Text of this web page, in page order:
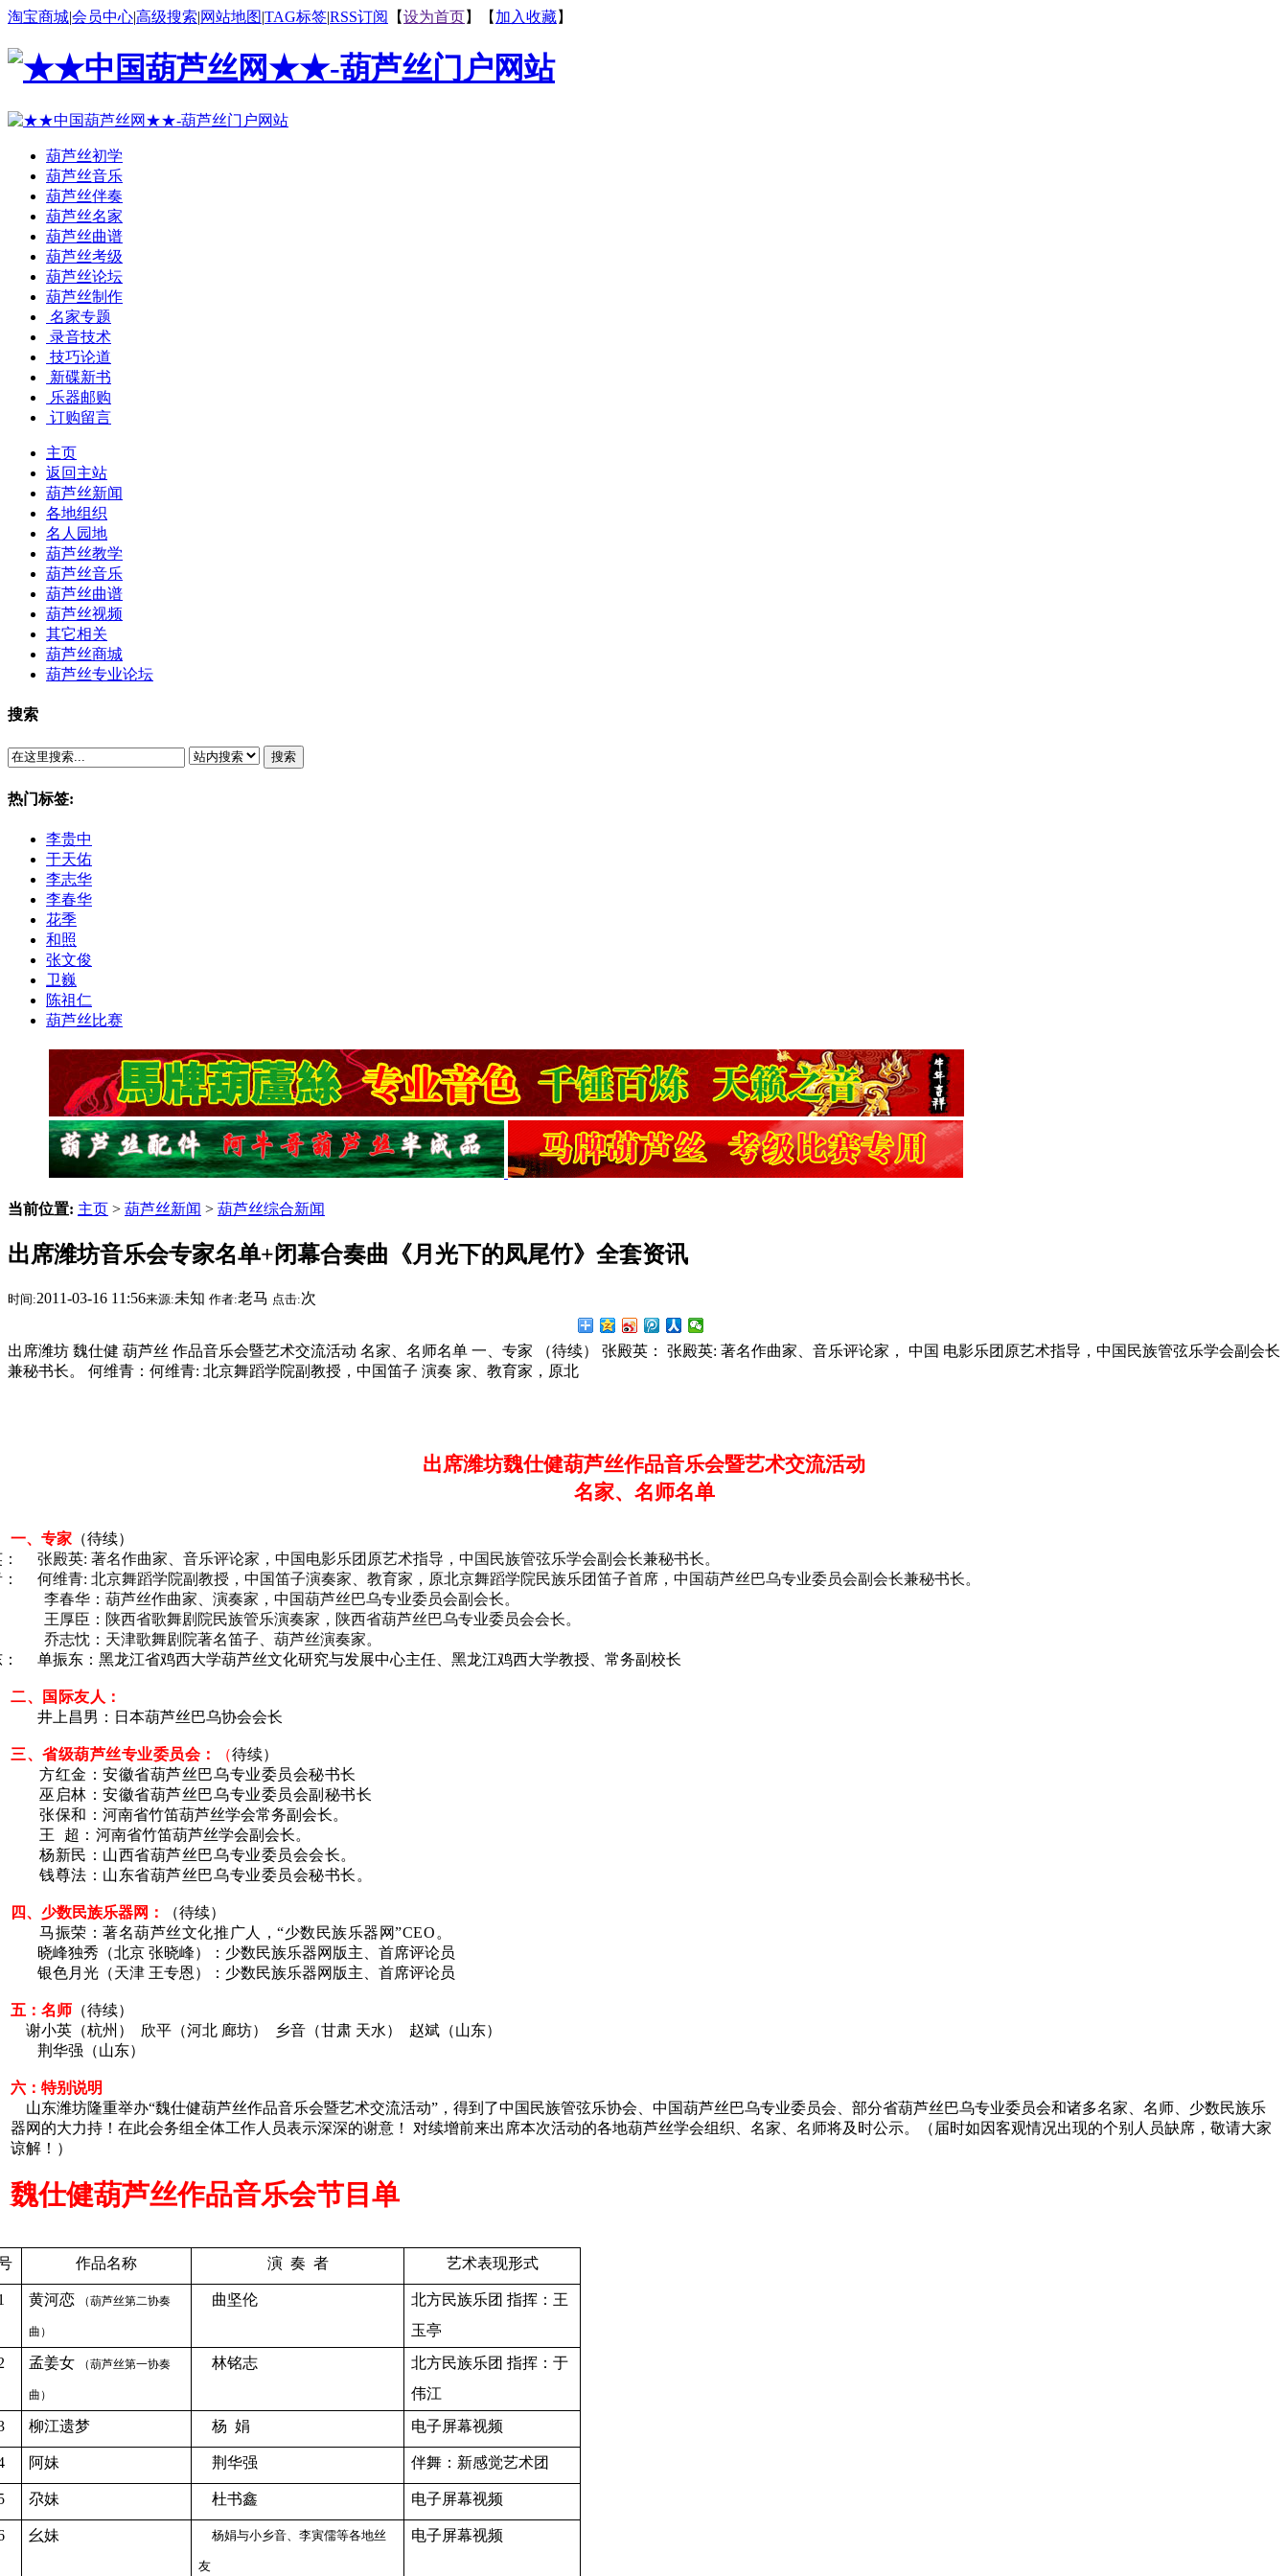
淘宝商城|会员中心|高级搜索|网站地图|TAG标签|RSS订阅 【设为首页】【 加入收藏】
葫芦丝初学
葫芦丝音乐
葫芦丝伴奏
葫芦丝名家
葫芦丝曲谱
葫芦丝考级
葫芦丝论坛
葫芦丝制作
名家专题
录音技术
技巧论道
新碟新书
乐器邮购
订购留言
主页
返回主站
葫芦丝新闻
各地组织
名人园地
葫芦丝教学
葫芦丝音乐
葫芦丝曲谱
葫芦丝视频
其它相关
葫芦丝商城
葫芦丝专业论坛
搜索
搜索
热门标签:
李贵中
于天佑
李志华
李春华
花季
和照
张文俊
卫巍
陈祖仁
葫芦丝比赛
当前位置: 主页 > 葫芦丝新闻 > 葫芦丝综合新闻
出席潍坊音乐会专家名单+闭幕合奏曲《月光下的凤尾竹》全套资讯
时间:2011-03-16 11:56来源:未知 作者:老马 点击:次
出席潍坊 魏仕健 葫芦丝 作品音乐会暨艺术交流活动 名家、名师名单 一、专家 （待续） 张殿英： 张殿英: 著名作曲家、音乐评论家， 中国 电影乐团原艺术指导，中国民族管弦乐学会副会长
兼秘书长。 何维青：何维青: 北京舞蹈学院副教授，中国笛子 演奏 家、教育家，原北
出席潍坊魏仕健葫芦丝作品音乐会暨艺术交流活动
名家、名师名单
一、专家 （待续）
： 张殿英: 著名作曲家、音乐评论家， 中国 电影乐团原艺术指导，中国民族管弦乐学会副会长兼秘书长。
： 何维青: 北京舞蹈学院副教授，中国笛子演奏家、教育家，原北京舞蹈学院民族乐团笛子首席，中国葫芦丝巴乌专业委员会副会长兼秘书长。
李春华 ：葫芦丝作曲家、演奏家，中国葫芦丝巴乌专业委员会副会长。
王厚臣 ：陕西省歌舞剧院民族管乐演奏家，陕西省葫芦丝巴乌专业委员会会长。
乔志忱 ：天津歌舞剧院著名笛子、葫芦丝演奏家。
： 单振东：黑龙江省鸡西大学葫芦丝文化研究与发展中心主任、黑龙江鸡西大学教授、常务副校长
二、国际友人：
井上昌男：日本葫芦丝巴乌协会会长
三、省级葫芦丝专业委员会： （待续）
方红金：安徽省葫芦丝巴乌专业委员会秘书长
巫启林：安徽省葫芦丝巴乌专业委员会副秘书长
张保和：河南省竹笛葫芦丝学会常务副会长。
王
超： 河南省竹笛葫芦丝学会副会长。
杨新民：山西省葫芦丝巴乌专业委员会会长。
钱尊法：山东省葫芦丝巴乌专业委员会秘书长。
四、少数民族乐器网：
（待续）
马振荣：著名葫芦丝文化推广人，“少数民族乐器网”CEO 。
晓峰独秀（北京 张晓峰）：少数民族乐器网版主、首席评论员
银色月光（天津 王专恩）：少数民族乐器网版主、首席评论员
五：名师 （待续）
谢小英（杭州）
欣平（河北 廊坊） 乡音（甘肃 天水）
赵斌（山东）
荆华强（山东）
六：特别说明
山东潍坊隆重举办“魏仕健葫芦丝作品音乐会暨艺术交流活动”，得到了中国民族管弦乐协会、中国葫芦丝巴乌专业委员会、部分省葫芦丝巴乌专业委员会和诸多名家、名师、少数民族乐
器网的大力持！在此会务组全体工作人员表示深深的谢意！ 对续增前来出席本次活动的各地葫芦丝学会组织、名家、名师将及时公示。（届时如因客观情况出现的个别人员缺席，敬请大家
谅解！）
魏仕健葫芦丝作品音乐会节目单
作品名称 演 奏 者 艺术表现形式
黄河恋 （葫芦丝第二协奏
曲）
曲坚伦
北方民族乐团 指挥：王
玉亭
孟姜女 （葫芦丝第一协奏
曲）
林铭志
北方民族乐团 指挥：于
伟江
柳江遗梦 杨 娟 电子屏幕视频
阿妹 荆华强 伴舞：新感觉艺术团
尕妹 杜书鑫 电子屏幕视频
幺妹 杨娟与小乡音、李寅儒等各地丝
友
电子屏幕视频